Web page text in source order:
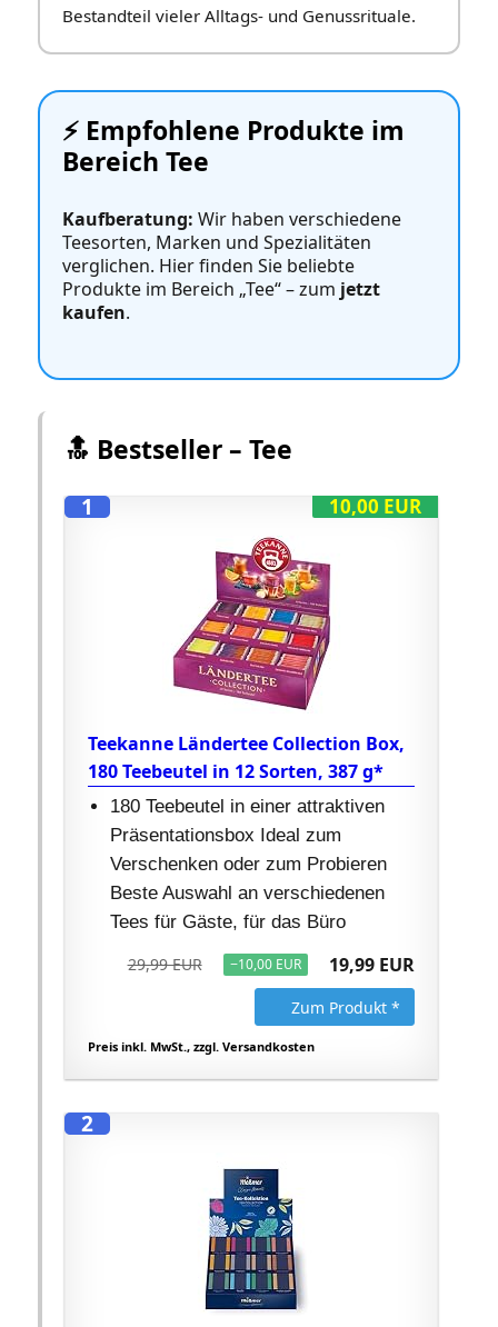
Bestandteil vieler Alltags- und Genussrituale.
⚡️ Empfohlene Produkte im
Bereich Tee
Kaufberatung: Wir haben verschiedene
Teesorten, Marken und Spezialitäten
verglichen. Hier finden Sie beliebte
Produkte im Bereich „Tee“ – zum jetzt
kaufen.
🔝 Bestseller – Tee
10,00 EUR
1
Teekanne Ländertee Collection Box,
180 Teebeutel in 12 Sorten, 387 g*
180 Teebeutel in einer attraktiven
Präsentationsbox Ideal zum
Verschenken oder zum Probieren
Beste Auswahl an verschiedenen
Tees für Gäste, für das Büro
29,99 EUR −10,00 EUR 19,99 EUR
Zum Produkt *
Preis inkl. MwSt., zzgl. Versandkosten
2